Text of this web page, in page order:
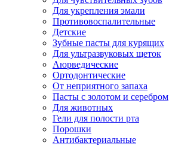
Для укрепления эмали
Противовоспалительные
Детские
Зубные пасты для курящих
Для ультразвуковых щеток
Аюрведические
Ортодонтические
От неприятного запаха
Пасты с золотом и серебром
Для животных
Гели для полости рта
Порошки
Антибактериальные